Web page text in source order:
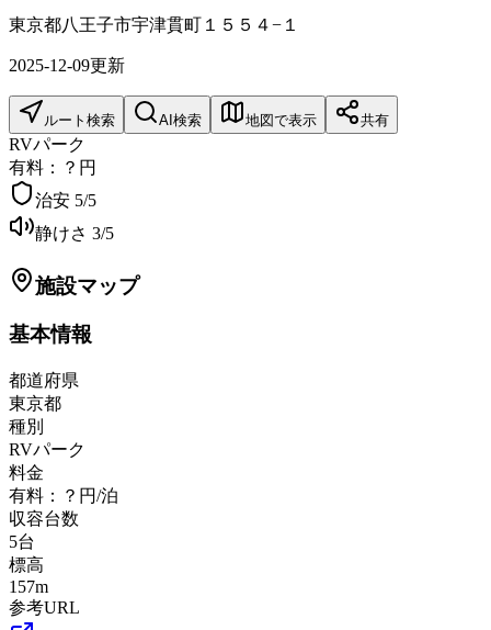
東京都八王子市宇津貫町１５５４−１
2025-12-09更新
ルート検索 AI検索 地図で表示 共有
RVパーク
有料：？円
治安 5/5
静けさ 3/5
施設マップ
基本情報
都道府県
東京都
種別
RVパーク
料金
有料：？円/泊
収容台数
5台
標高
157m
参考URL